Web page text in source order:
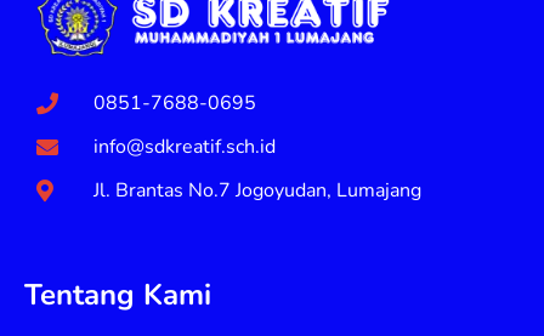
0851-7688-0695
info@sdkreatif.sch.id
Jl. Brantas No.7 Jogoyudan, Lumajang
Tentang Kami